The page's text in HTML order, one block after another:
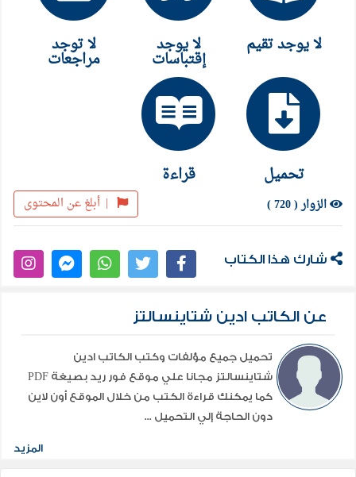
لا يوجد تقيم لا يوجد
إقتباسات
لا توجد
مراجعات
تحميل قراءة
| أبلغ عن المحتوى الزوار ( 720 )
شارك هذا الكتاب
عن الكاتب ادين شتاينسالتز
تحميل جميع مؤلفات وكتب الكاتب ادين
شتاينسالتز مجانا علي موقع فور ريد بصيغة PDF
كما يمكنك قراءة الكتب من خلال الموقع أون لاين
دون الحاجة إلي التحميل ...
المزيد